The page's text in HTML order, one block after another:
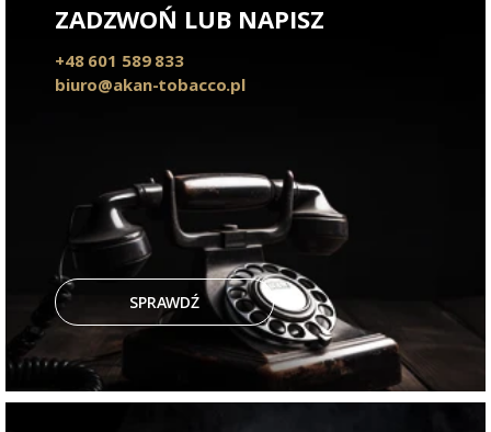
ZADZWOŃ LUB NAPISZ
+48 601 589 833
biuro@akan-tobacco.pl
SPRAWDŹ